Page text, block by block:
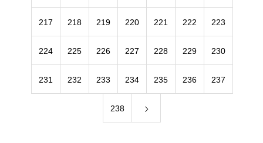
217 218 219 220 221 222 223
224 225 226 227 228 229 230
231 232 233 234 235 236 237
238